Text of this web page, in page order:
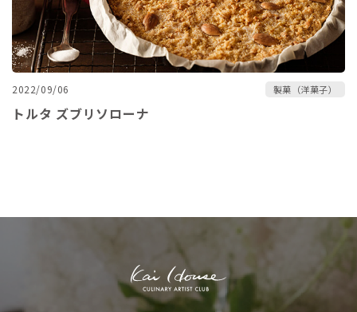
2022/09/06 製菓（洋菓子）
トルタ ズブリソローナ